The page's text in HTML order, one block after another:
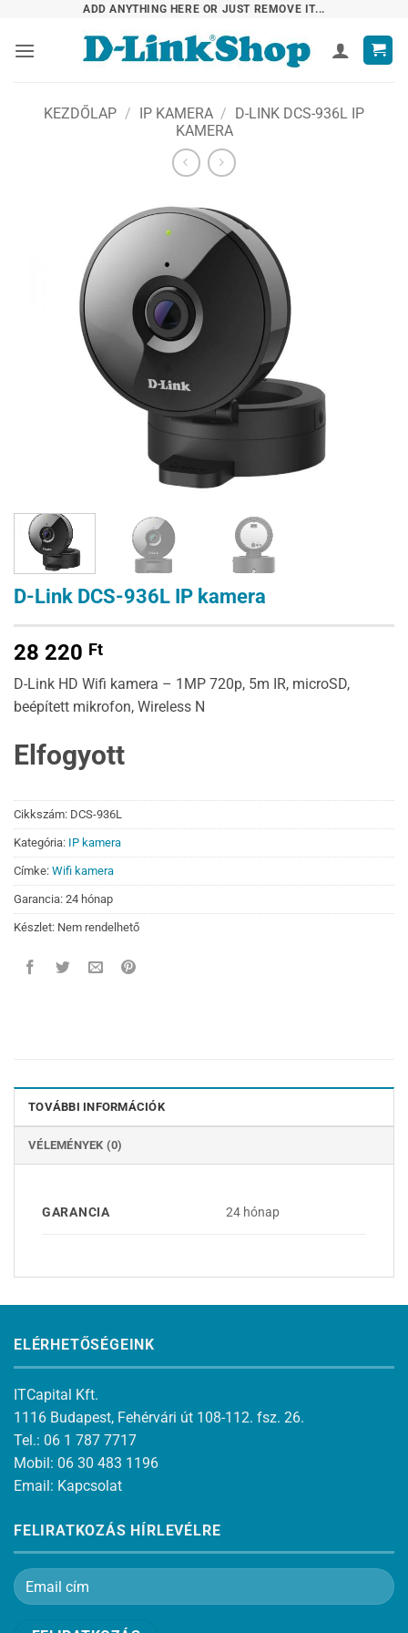
content
ADD ANYTHING HERE OR JUST REMOVE IT...
KEZDŐLAP / IP KAMERA / D-LINK DCS-936L IP
KAMERA
D-Link DCS-936L IP kamera
28 220 Ft
D-Link HD Wifi kamera – 1MP 720p, 5m IR, microSD,
beépített mikrofon, Wireless N
Elfogyott
Cikkszám: DCS-936L
Kategória: IP kamera
Címke: Wifi kamera
Garancia: 24 hónap
Készlet: Nem rendelhető
TOVÁBBI INFORMÁCIÓK
VÉLEMÉNYEK (0)
GARANCIA 24 hónap
ELÉRHETŐSÉGEINK
ITCapital Kft.
1116 Budapest, Fehérvári út 108-112. fsz. 26.
Tel.: 06 1 787 7717
Mobil: 06 30 483 1196
Email: Kapcsolat
FELIRATKOZÁS HÍRLEVÉLRE